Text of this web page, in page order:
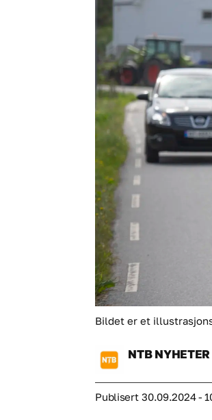
Bildet er et
NTB NYHETER
Publisert 30.09.2024 -